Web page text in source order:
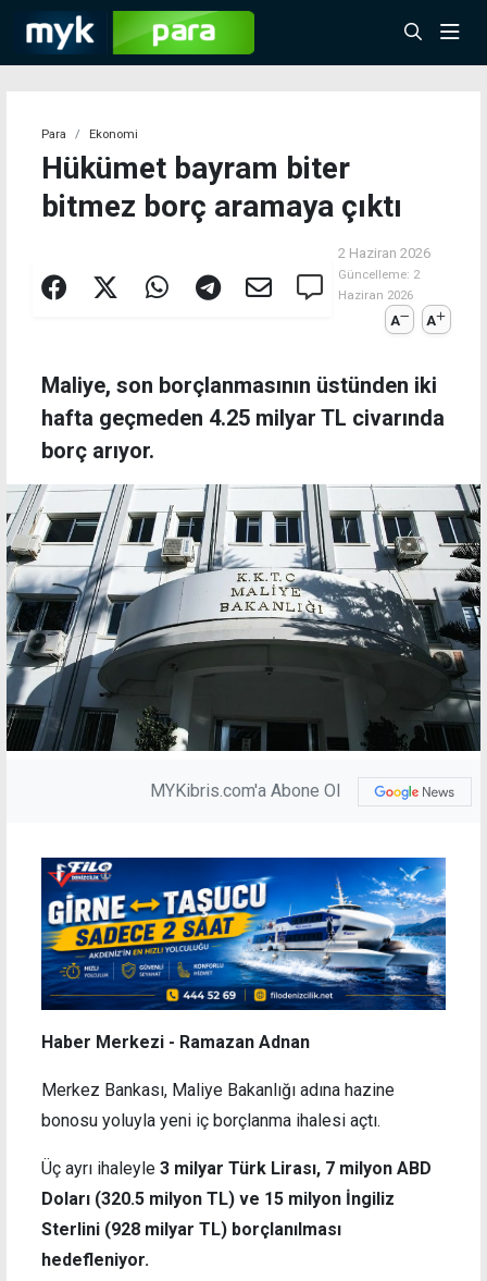
Para Ekonomi
Hükümet bayram biter
bitmez borç aramaya çıktı
2 Haziran 2026
Güncelleme: 2
Haziran 2026
A A
Maliye, son borçlanmasının üstünden iki
hafta geçmeden 4.25 milyar TL civarında
borç arıyor.
MYKibris.com'a Abone Ol
Haber Merkezi - Ramazan Adnan
Merkez Bankası, Maliye Bakanlığı adına hazine
bonosu yoluyla yeni iç borçlanma ihalesi açtı.
Üç ayrı ihaleyle 3 milyar Türk Lirası, 7 milyon ABD
Doları (320.5 milyon TL) ve 15 milyon İngiliz
Sterlini (928 milyar TL) borçlanılması
hedefleniyor.